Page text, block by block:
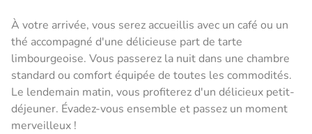
À votre arrivée, vous serez accueillis avec un café ou un
thé accompagné d'une délicieuse part de tarte
limbourgeoise. Vous passerez la nuit dans une chambre
standard ou comfort équipée de toutes les commodités.
Le lendemain matin, vous profiterez d'un délicieux petit-
déjeuner. Évadez-vous ensemble et passez un moment
merveilleux !